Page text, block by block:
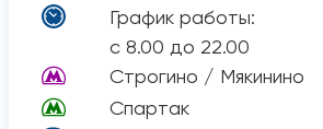
График работы:
с 8.00 до 22.00
Строгино / Мякинино
Спартак